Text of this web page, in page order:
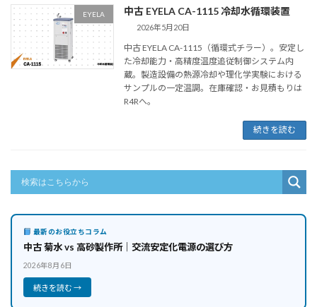
EYELA 中古 EYELA CA-1115 冷却水循環装置
2026年5月20日
中古 EYELA CA-1115（循環式チラー）。安定し
た冷却能力・高精度温度追従制御システム内
蔵。製造設備の熱源冷却や理化学実験における
サンプルの一定温調。在庫確認・お見積もりは
R4Rへ。
続きを読む
最新のお役立ちコラム
中古 菊水 vs 高砂製作所｜交流安定化電源の選び方
2026年8月6日
続きを読む →